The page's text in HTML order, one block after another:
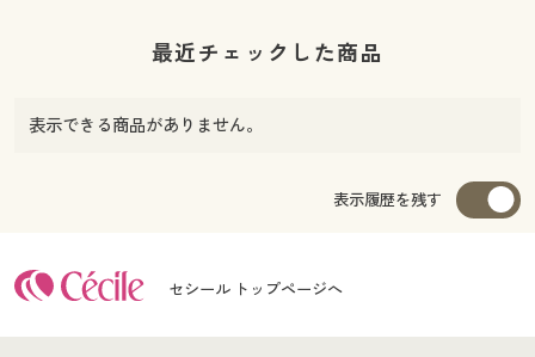
最近チェックした商品
表示できる商品がありません。
表示履歴を残す
セシール トップページへ